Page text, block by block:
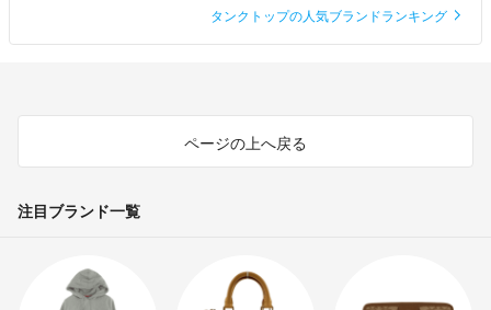
タンクトップの人気ブランドランキング
ページの上へ戻る
注目ブランド一覧